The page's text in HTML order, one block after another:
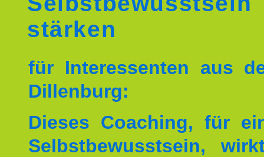
stärken
für Interessenten aus
Dillenburg:
Dieses Coaching, für
Selbstbewusstsein,